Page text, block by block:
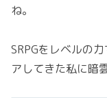
ね。
SRPGをレベルの
アしてきた私に暗